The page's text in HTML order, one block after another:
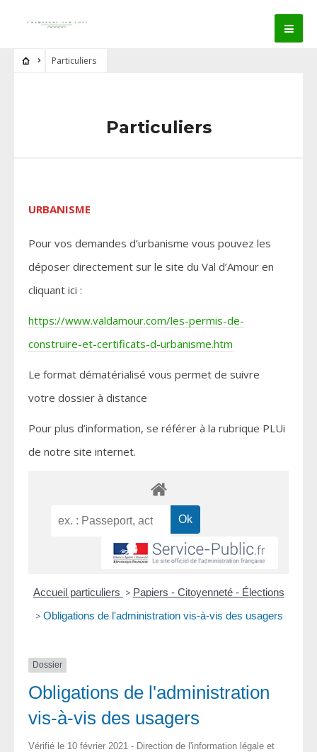
Particuliers
Particuliers
URBANISME
Pour vos demandes d’urbanisme vous pouvez les
déposer directement sur le site du Val d’Amour en
cliquant ici :
https://www.valdamour.com/les-permis-de-
construire-et-certificats-d-urbanisme.htm
Le format dématérialisé vous permet de suivre
votre dossier à distance
Pour plus d’information, se référer à la rubrique PLUi
de notre site internet.
Accueil particuliers > Papiers - Citoyenneté - Élections
> Obligations de l'administration vis-à-vis des usagers
Dossier
Obligations de l'administration
vis-à-vis des usagers
Vérifié le 10 février 2021 - Direction de l'information légale et